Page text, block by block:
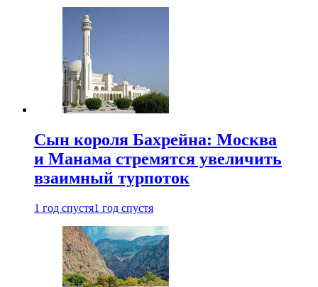
Сын короля Бахрейна: Москва
и Манама стремятся увеличить
взаимный турпоток
1 год спустя1 год спустя